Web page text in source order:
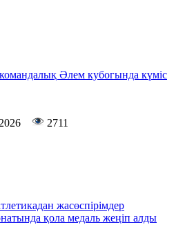
Әлем кубогында күміс
2711
жасөспірімдер
қола медаль жеңіп алды